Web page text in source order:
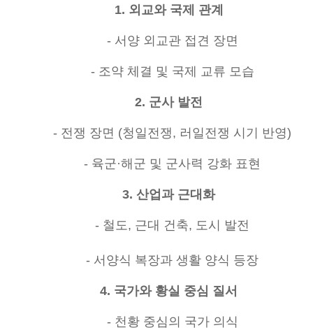
1. 외교와 국제 관계
- 서양 외교관 접견 장면
- 조약 체결 및 국제 교류 모습
2. 군사 발전
- 전쟁 장면 (청일전쟁, 러일전쟁 시기 반영)
- 육군·해군 및 군사력 강화 표현
3. 산업과 근대화
- 철도, 근대 건축, 도시 발전
- 서양식 복장과 생활 양식 등장
4. 국가와 황실 중심 질서
- 천황 중심의 국가 의식